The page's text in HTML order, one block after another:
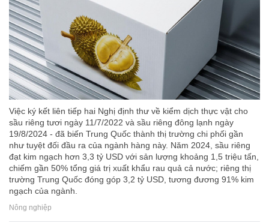
Việc ký kết liên tiếp hai Nghị định thư về kiểm dịch thực vật cho
sầu riêng tươi ngày 11/7/2022 và sầu riêng đông lạnh ngày
19/8/2024 - đã biến Trung Quốc thành thị trường chi phối gần
như tuyệt đối đầu ra của ngành hàng này. Năm 2024, sầu riêng
đạt kim ngạch hơn 3,3 tỷ USD với sản lượng khoảng 1,5 triệu tấn,
chiếm gần 50% tổng giá trị xuất khẩu rau quả cả nước; riêng thị
trường Trung Quốc đóng góp 3,2 tỷ USD, tương đương 91% kim
ngạch của ngành.
Nông nghiệp